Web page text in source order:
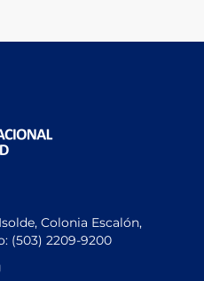
Colonia Escalón,
(503) 2209-9200